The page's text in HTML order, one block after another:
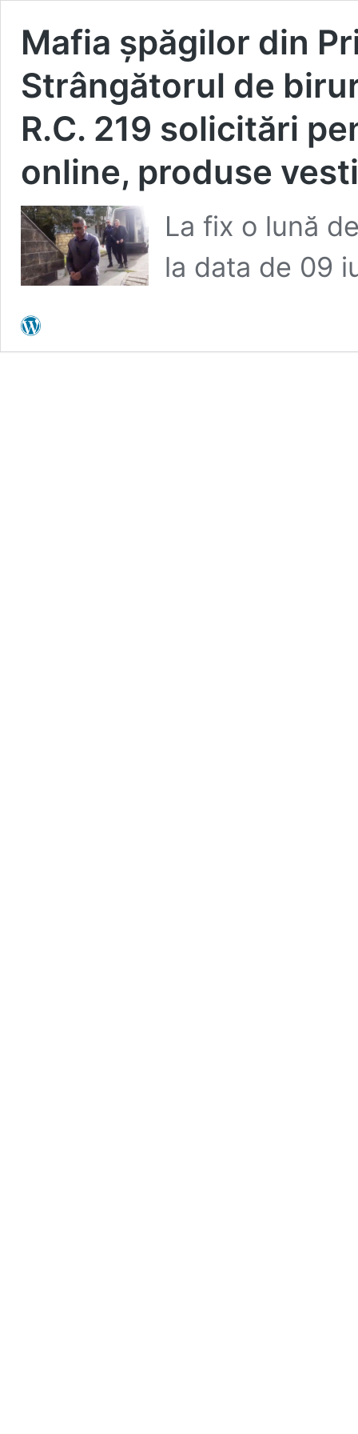
Mafia şpăgilor din
Strângătorul de
R.C. 219 solicitări
online, produse
La fix o lună
la data de 09